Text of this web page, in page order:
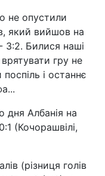
не опустили
який вийшов на
3:2. Билися наші
гру не
і останнє
дня Албанія на
(Кочорашвілі,
(різниця голів